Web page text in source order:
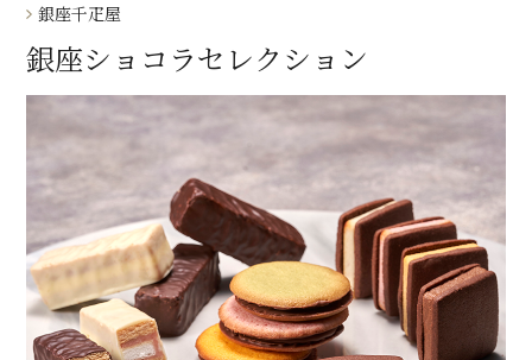
銀座千疋屋
銀座ショコラセレクション